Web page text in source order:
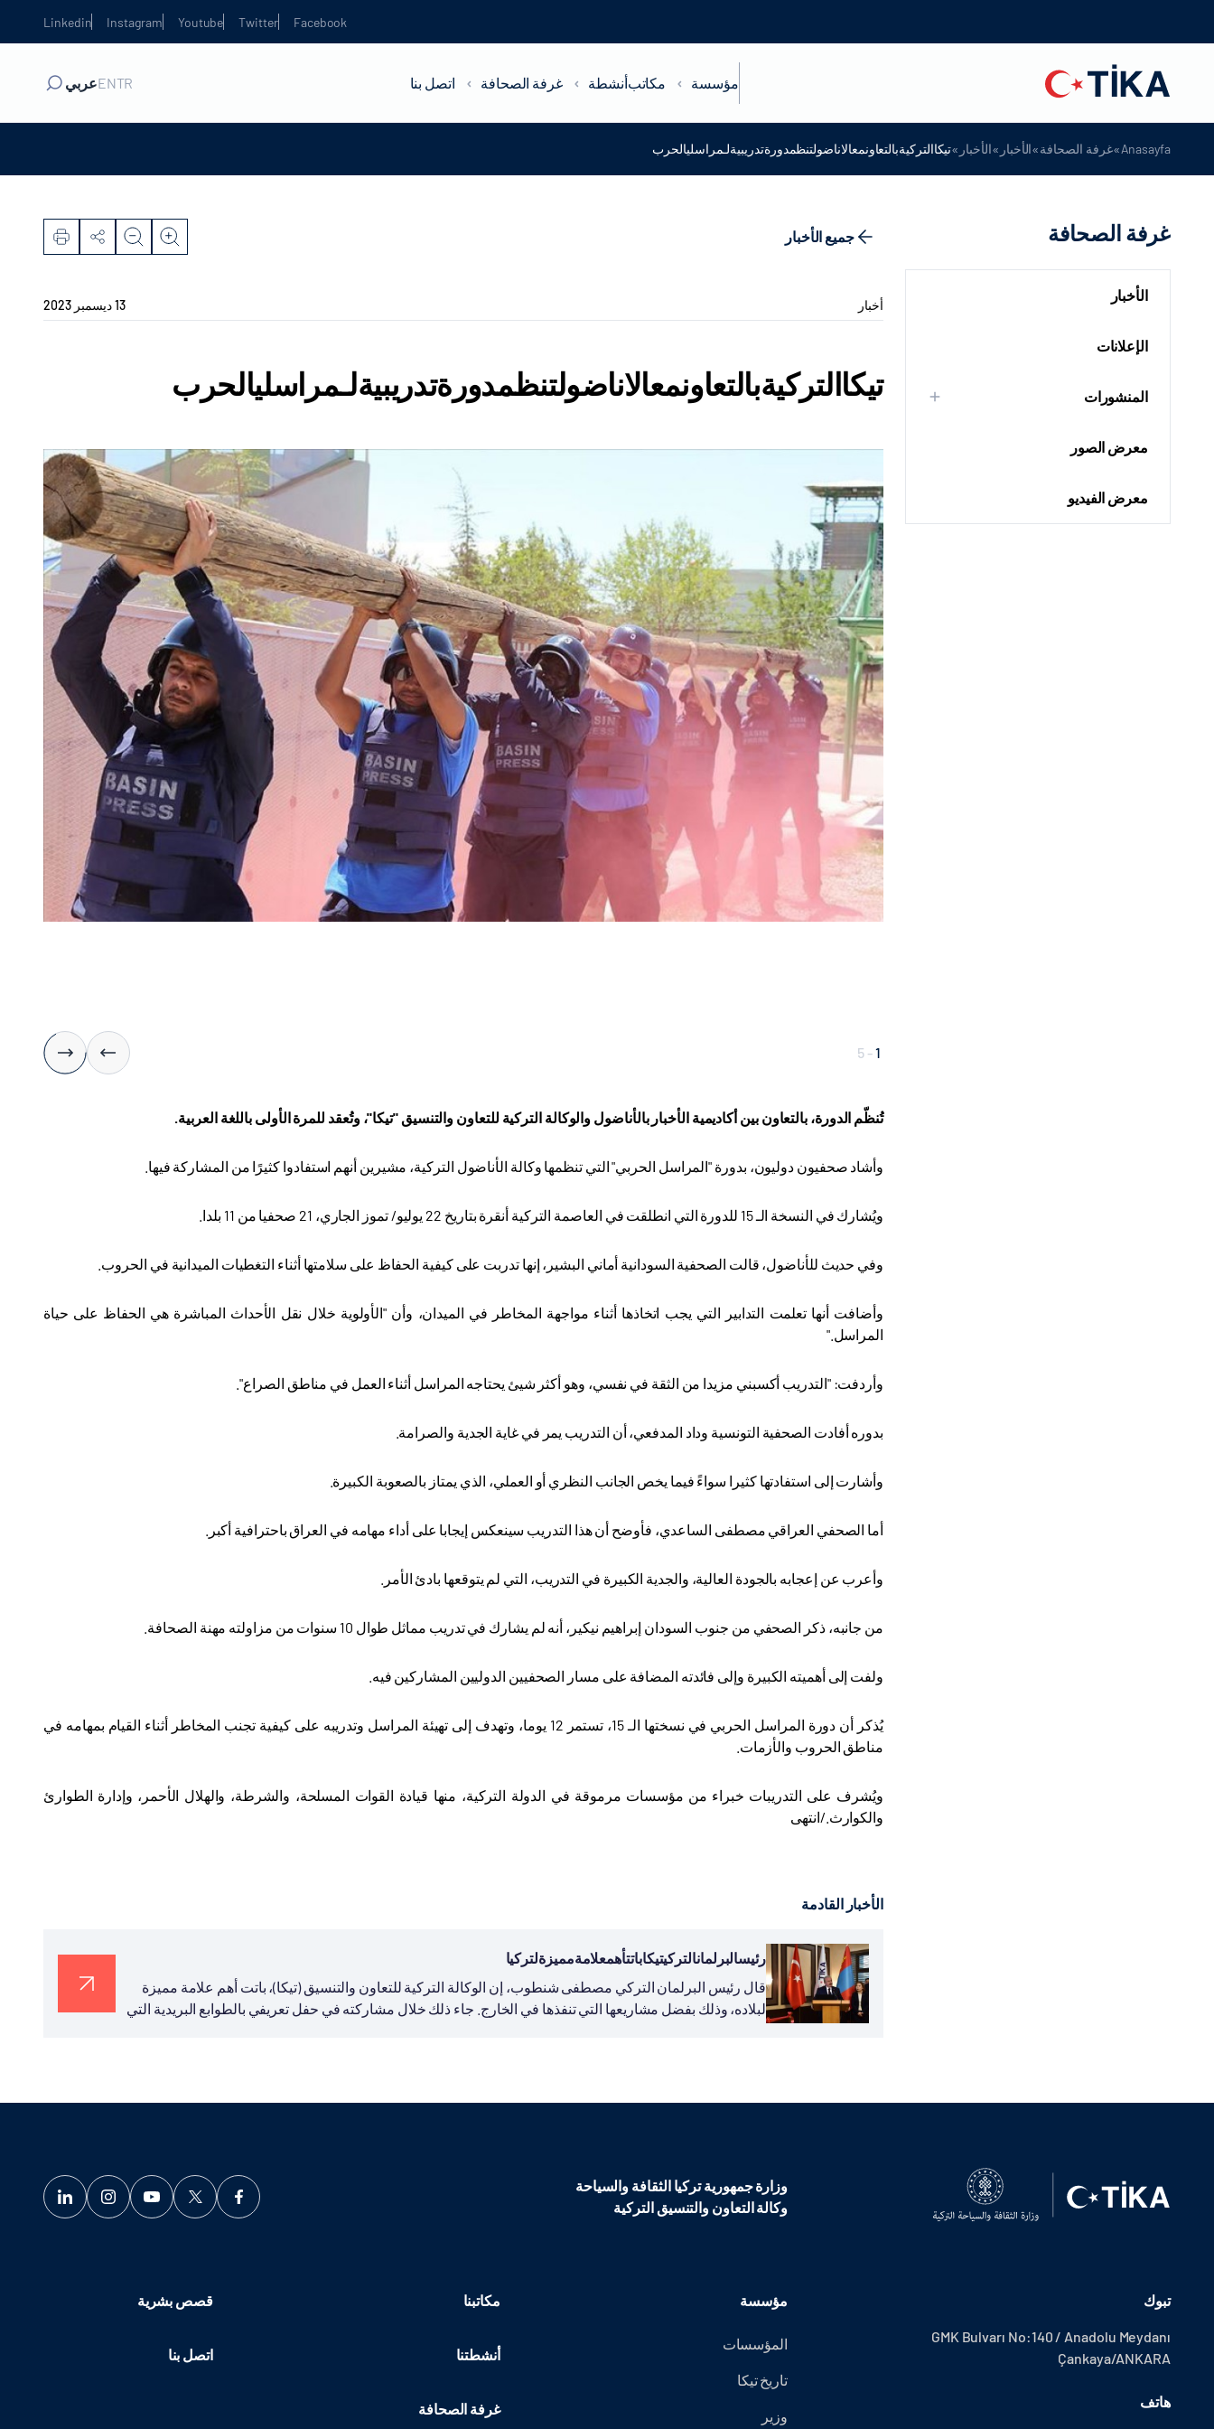
Facebook
Twitter
Youtube
Instagram
Linkedin
مؤسسة مكاتبأنشطة غرفة الصحافة اتصل بنا TR
ENعربي
Anasayfa
»غرفة الصحافة»الأخبار »الأخبار »تيكاالتركيةبالتعاونمعالاناضولتنظمدورةتدريبيةلـمراسليالحرب
غرفة الصحافة
الأخبار
الإعلانات
المنشورات
معرض الصور
معرض الفيديو
جميع الأخبار
أخبار 13 ديسمبر 2023
تيكاالتركيةبالتعاونمعالاناضولتنظمدورةتدريبيةلـمراسليالحرب
1
-
5
تُنظّم الدورة، بالتعاون بين أكاديمية الأخبار بالأناضول والوكالة التركية للتعاون والتنسيق "تيكا"، وتُعقد للمرة الأولى باللغة العربية.
وأشاد صحفيون دوليون، بدورة "المراسل الحربي" التي تنظمها وكالة الأناضول التركية، مشيرين أنهم استفادوا كثيرًا من المشاركة فيها
ويُشارك في النسخة الـ 15 للدورة التي انطلقت في العاصمة التركية أنقرة بتاريخ 22 يوليو/ تموز الجاري، 21 صحفيا من 11 بلدا
وفي حديث للأناضول، قالت الصحفية السودانية أماني البشير، إنها تدربت على كيفية الحفاظ على سلامتها أثناء التغطيات الميدانية في الحروب
وأضافت أنها تعلمت التدابير التي يجب اتخاذها أثناء مواجهة المخاطر في الميدان، وأن "الأولوية خلال نقل الأحداث المباشرة هي الحفاظ على حياة
المراسل ".
وأردفت: "التدريب أكسبني مزيدا من الثقة في نفسي، وهو أكثر شيئ يحتاجه المراسل أثناء العمل في مناطق الصراع".
بدوره أفادت الصحفية التونسية وداد المدفعي، أن التدريب يمر في غاية الجدية والصرامة
وأشارت إلى استفادتها كثيرا سواءً فيما يخص الجانب النظري أو العملي، الذي يمتاز بالصعوبة الكبيرة
أما الصحفي العراقي مصطفى الساعدي، فأوضح أن هذا التدريب سينعكس إيجابا على أداء مهامه في العراق باحترافية أكبر
وأعرب عن إعجابه بالجودة العالية، والجدية الكبيرة في التدريب، التي لم يتوقعها بادئ الأمر
من جانبه، ذكر الصحفي من جنوب السودان إبراهيم نيكير، أنه لم يشارك في تدريب مماثل طوال 10 سنوات من مزاولته مهنة الصحافة
ولفت إلى أهميته الكبيرة وإلى فائدته المضافة على مسار الصحفيين الدوليين المشاركين فيه
يُذكر أن دورة المراسل الحربي في نسختها الـ 15، تستمر 12 يوما، وتهدف إلى تهيئة المراسل وتدريبه على كيفية تجنب المخاطر أثناء القيام بمهامه في
مناطق الحروب والأزمات
ويُشرف على التدريبات خبراء من مؤسسات مرموقة في الدولة التركية، منها قيادة القوات المسلحة، والشرطة، والهلال الأحمر، وإدارة الطوارئ
والكوارث./انتهى
الأخبار القادمة
رئيسالبرلمانالتركيتيكاباتتأهمعلامةمميزةلتركيا
قال رئيس البرلمان التركي مصطفى شنطوب، إن الوكالة التركية للتعاون والتنسيق (تيكا)، باتت أهم علامة مميزة
لبلاده، وذلك بفضل مشاريعها التي تنفذها في الخارج. جاء ذلك خلال مشاركته في حفل تعريفي بالطوابع البريدية التي
وزارة جمهورية تركيا الثقافة والسياحة
وكالة التعاون والتنسيق التركية
تبوك
GMK Bulvarı No:140 / Anadolu Meydanı
Çankaya/ANKARA
هاتف
مؤسسة
المؤسسات
تاريخ تيكا
وزير
مكاتبنا
أنشطتنا
غرفة الصحافة
قصص بشرية
اتصل بنا